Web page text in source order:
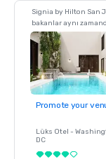
Signia by Hilton San
bakanlar aynı
Promote your
Lüks Otel -
DC